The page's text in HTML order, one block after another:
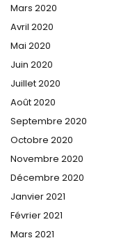
Mars 2020
Avril 2020
Mai 2020
Juin 2020
Juillet 2020
Août 2020
Septembre 2020
Octobre 2020
Novembre 2020
Décembre 2020
Janvier 2021
Février 2021
Mars 2021